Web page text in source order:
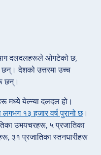
दलदलहरूले ओगटेको छ,
देशको उत्तरमा उच्च
छन्।
मध्ये येल्न्या दलदल हो।
१३ हजार वर्ष पुरानो छ।
उभयचरहरू, ५ प्रजातिका
३१ प्रजातिका स्तनधारीहरू